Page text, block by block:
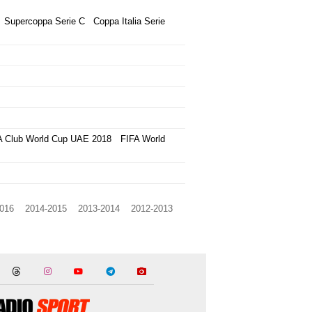
Supercoppa Serie C
Coppa Italia Serie
Club World Cup UAE 2018
FIFA World
2014-2015 2013-2014
2012-2013